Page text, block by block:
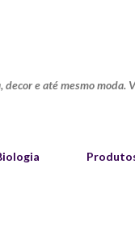
e até mesmo moda.